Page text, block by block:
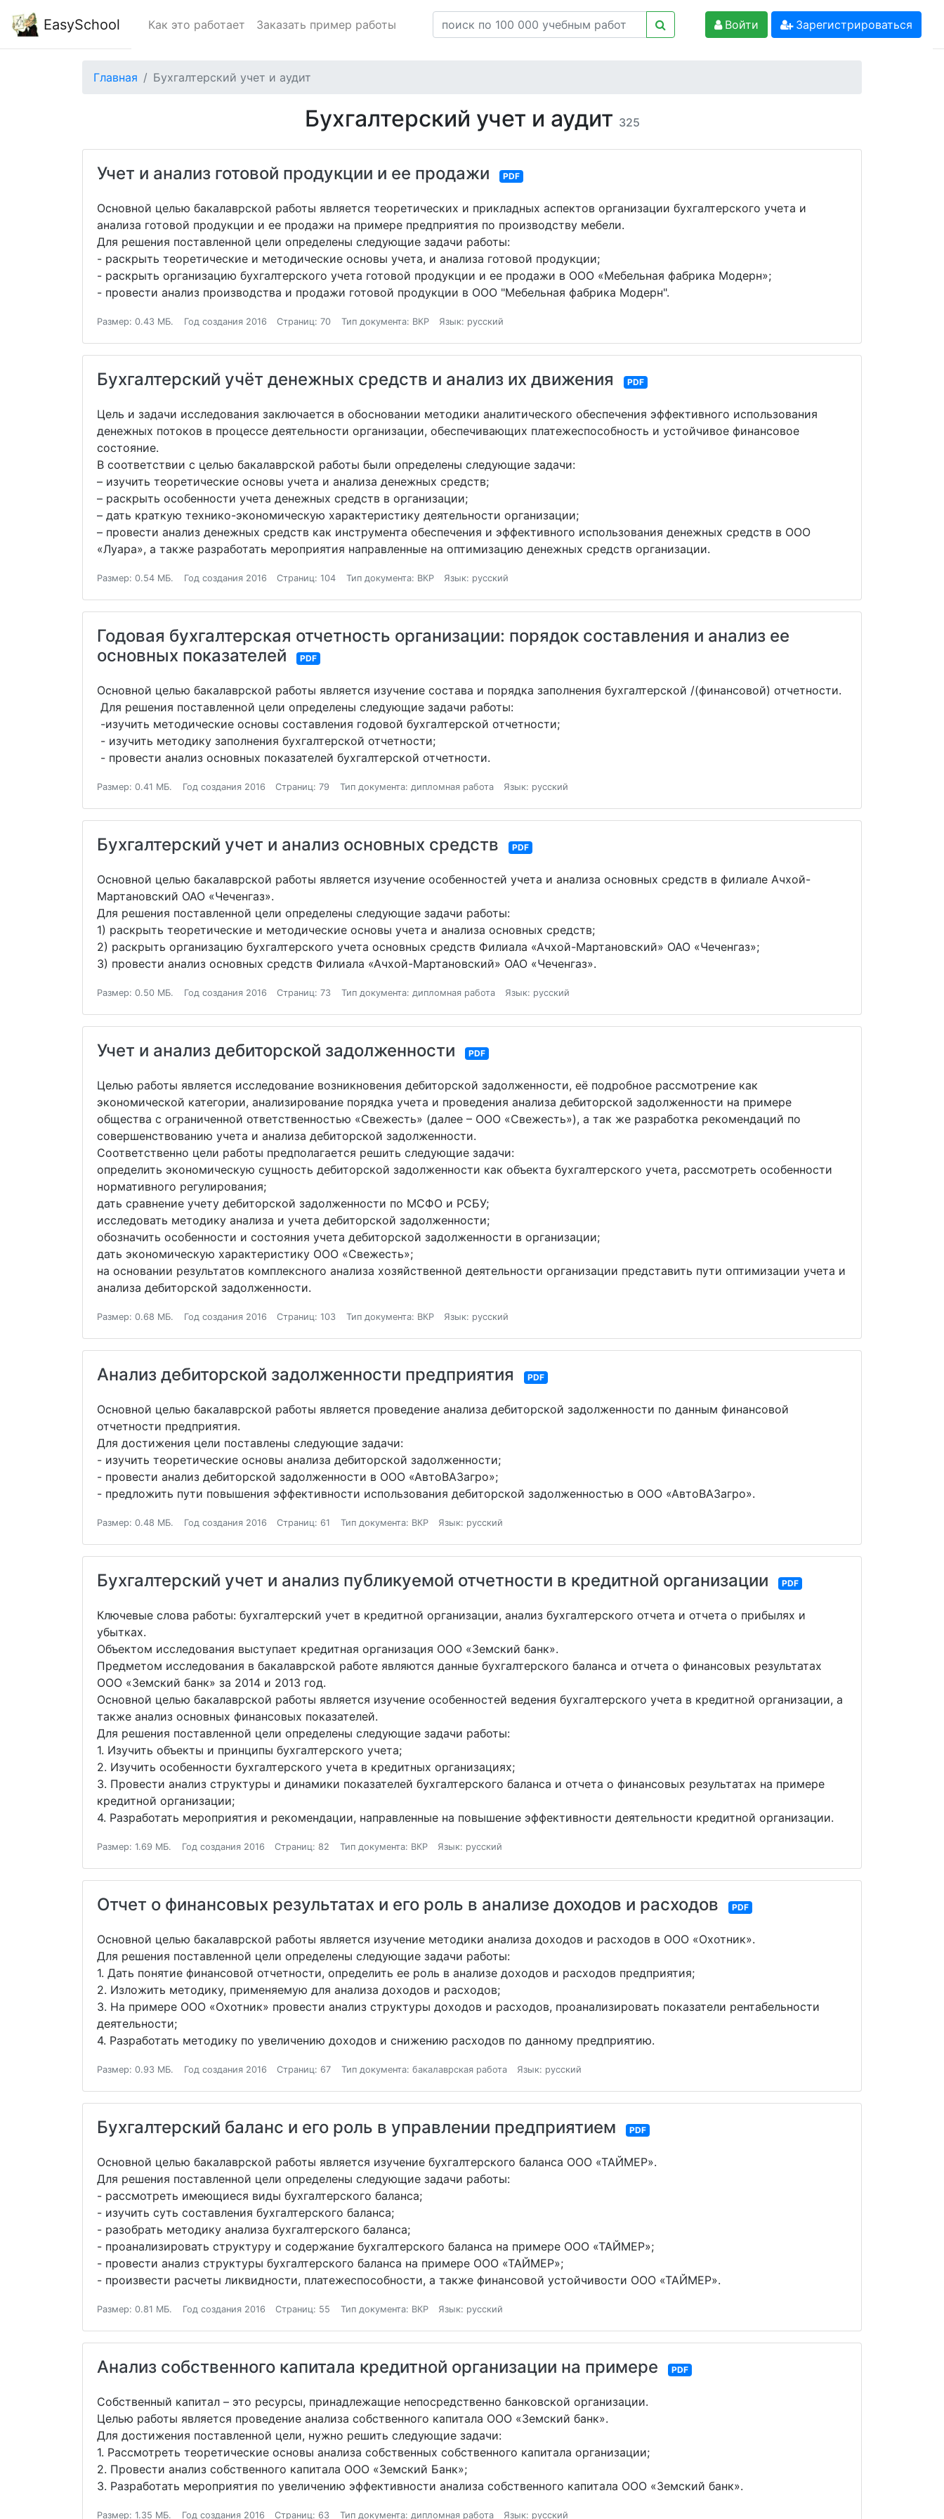
EasySchool Как это работает Заказать пример работы Войти Зарегистрироваться
Главная Бухгалтерский учет и аудит
Бухгалтерский учет и аудит 325
Учет и анализ готовой продукции и ее продажи PDF
Основной целью бакалаврской работы является теоретических и прикладных аспектов организации бухгалтерского учета и
анализа готовой продукции и ее продажи на примере предприятия по производству мебели.
Для решения поставленной цели определены следующие задачи работы:
- раскрыть теоретические и методические основы учета, и анализа готовой продукции;
- раскрыть организацию бухгалтерского учета готовой продукции и ее продажи в ООО «Мебельная фабрика Модерн»;
- провести анализ производства и продажи готовой продукции в ООО "Мебельная фабрика Модерн".
Размер: 0.43 МБ. Год создания 2016 Страниц: 70 Тип документа: ВКР Язык: русский
Бухгалтерский учёт денежных средств и анализ их движения PDF
Цель и задачи исследования заключается в обосновании методики аналитического обеспечения эффективного использования
денежных потоков в процессе деятельности организации, обеспечивающих платежеспособность и устойчивое финансовое
состояние.
В соответствии с целью бакалаврской работы были определены следующие задачи:
– изучить теоретические основы учета и анализа денежных средств;
– раскрыть особенности учета денежных средств в организации;
– дать краткую технико-экономическую характеристику деятельности организации;
– провести анализ денежных средств как инструмента обеспечения и эффективного использования денежных средств в ООО
«Луара», а также разработать мероприятия направленные на оптимизацию денежных средств организации.
Размер: 0.54 МБ. Год создания 2016 Страниц: 104 Тип документа: ВКР Язык: русский
Годовая бухгалтерская отчетность организации: порядок составления и анализ ее
основных показателей
PDF
Основной целью бакалаврской работы является изучение состава и порядка заполнения бухгалтерской /(финансовой) отчетности.
Для решения поставленной цели определены следующие задачи работы:
-изучить методические основы составления годовой бухгалтерской отчетности;
- изучить методику заполнения бухгалтерской отчетности;
- провести анализ основных показателей бухгалтерской отчетности.
Размер: 0.41 МБ. Год создания 2016 Страниц: 79 Тип документа: дипломная работа Язык: русский
Бухгалтерский учет и анализ основных средств PDF
Основной целью бакалаврской работы является изучение особенностей учета и анализа основных средств в филиале Ачхой-
Мартановский ОАО «Чеченгаз».
Для решения поставленной цели определены следующие задачи работы:
1) раскрыть теоретические и методические основы учета и анализа основных средств;
2) раскрыть организацию бухгалтерского учета основных средств Филиала «Ачхой-Мартановский» ОАО «Чеченгаз»;
3) провести анализ основных средств Филиала «Ачхой-Мартановский» ОАО «Чеченгаз».
Размер: 0.50 МБ. Год создания 2016 Страниц: 73 Тип документа: дипломная работа Язык: русский
Учет и анализ дебиторской задолженности PDF
Целью работы является исследование возникновения дебиторской задолженности, её подробное рассмотрение как
экономической категории, анализирование порядка учета и проведения анализа дебиторской задолженности на примере
общества с ограниченной ответственностью «Свежесть» (далее – ООО «Свежесть»), а так же разработка рекомендаций по
совершенствованию учета и анализа дебиторской задолженности.
Соответственно цели работы предполагается решить следующие задачи:
определить экономическую сущность дебиторской задолженности как объекта бухгалтерского учета, рассмотреть особенности
нормативного регулирования;
дать сравнение учету дебиторской задолженности по МСФО и РСБУ;
исследовать методику анализа и учета дебиторской задолженности;
обозначить особенности и состояния учета дебиторской задолженности в организации;
дать экономическую характеристику ООО «Свежесть»;
на основании результатов комплексного анализа хозяйственной деятельности организации представить пути оптимизации учета и
анализа дебиторской задолженности.
Размер: 0.68 МБ. Год создания 2016 Страниц: 103 Тип документа: ВКР Язык: русский
Анализ дебиторской задолженности предприятия PDF
Основной целью бакалаврской работы является проведение анализа дебиторской задолженности по данным финансовой
отчетности предприятия.
Для достижения цели поставлены следующие задачи:
- изучить теоретические основы анализа дебиторской задолженности;
- провести анализ дебиторской задолженности в ООО «АвтоВАЗагро»;
- предложить пути повышения эффективности использования дебиторской задолженностью в ООО «АвтоВАЗагро».
Размер: 0.48 МБ. Год создания 2016 Страниц: 61 Тип документа: ВКР Язык: русский
Бухгалтерский учет и анализ публикуемой отчетности в кредитной организации PDF
Ключевые слова работы: бухгалтерский учет в кредитной организации, анализ бухгалтерского отчета и отчета о прибылях и
убытках.
Объектом исследования выступает кредитная организация ООО «Земский банк».
Предметом исследования в бакалаврской работе являются данные бухгалтерского баланса и отчета о финансовых результатах
ООО «Земский банк» за 2014 и 2013 год.
Основной целью бакалаврской работы является изучение особенностей ведения бухгалтерского учета в кредитной организации, а
также анализ основных финансовых показателей.
Для решения поставленной цели определены следующие задачи работы:
1. Изучить объекты и принципы бухгалтерского учета;
2. Изучить особенности бухгалтерского учета в кредитных организациях;
3. Провести анализ структуры и динамики показателей бухгалтерского баланса и отчета о финансовых результатах на примере
кредитной организации;
4. Разработать мероприятия и рекомендации, направленные на повышение эффективности деятельности кредитной организации.
Размер: 1.69 МБ. Год создания 2016 Страниц: 82 Тип документа: ВКР Язык: русский
Отчет о финансовых результатах и его роль в анализе доходов и расходов PDF
Основной целью бакалаврской работы является изучение методики анализа доходов и расходов в ООО «Охотник».
Для решения поставленной цели определены следующие задачи работы:
1. Дать понятие финансовой отчетности, определить ее роль в анализе доходов и расходов предприятия;
2. Изложить методику, применяемую для анализа доходов и расходов;
3. На примере ООО «Охотник» провести анализ структуры доходов и расходов, проанализировать показатели рентабельности
деятельности;
4. Разработать методику по увеличению доходов и снижению расходов по данному предприятию.
Размер: 0.93 МБ. Год создания 2016 Страниц: 67 Тип документа: бакалаврская работа Язык: русский
Бухгалтерский баланс и его роль в управлении предприятием PDF
Основной целью бакалаврской работы является изучение бухгалтерского баланса ООО «ТАЙМЕР».
Для решения поставленной цели определены следующие задачи работы:
- рассмотреть имеющиеся виды бухгалтерского баланса;
- изучить суть составления бухгалтерского баланса;
- разобрать методику анализа бухгалтерского баланса;
- проанализировать структуру и содержание бухгалтерского баланса на примере ООО «ТАЙМЕР»;
- провести анализ структуры бухгалтерского баланса на примере ООО «ТАЙМЕР»;
- произвести расчеты ликвидности, платежеспособности, а также финансовой устойчивости ООО «ТАЙМЕР».
Размер: 0.81 МБ. Год создания 2016 Страниц: 55 Тип документа: ВКР Язык: русский
Анализ собственного капитала кредитной организации на примере PDF
Собственный капитал – это ресурсы, принадлежащие непосредственно банковской организации.
Целью работы является проведение анализа собственного капитала ООО «Земский банк».
Для достижения поставленной цели, нужно решить следующие задачи:
1. Рассмотреть теоретические основы анализа собственных собственного капитала организации;
2. Провести анализ собственного капитала ООО «Земский Банк»;
3. Разработать мероприятия по увеличению эффективности анализа собственного капитала ООО «Земский банк».
Размер: 1.35 МБ. Год создания 2016 Страниц: 63 Тип документа: дипломная работа Язык: русский